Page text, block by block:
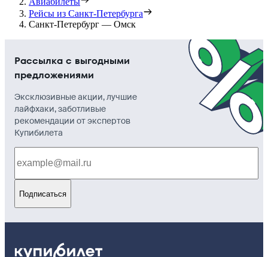
Рейсы из Санкт-Петербурга
Санкт-Петербург — Омск
Рассылка с выгодными
предложениями
Эксклюзивные акции, лучшие
лайфхаки, заботливые
рекомендации от экспертов
Купибилета
Подписаться